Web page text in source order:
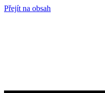
Přejít na obsah